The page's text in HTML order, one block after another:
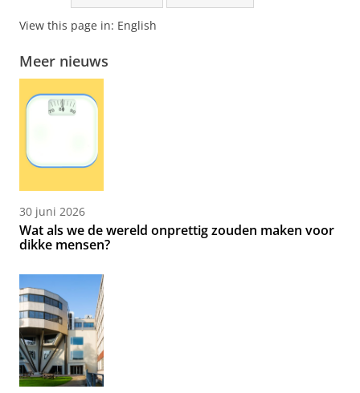
View this page in: English
Meer nieuws
30 juni 2026
Wat als we de wereld onprettig zouden maken voor
dikke mensen?